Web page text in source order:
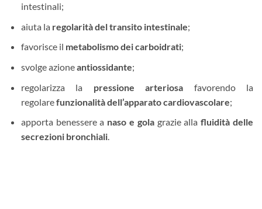
intestinali;
aiuta la regolarità del transito intestinale;
favorisce il metabolismo dei carboidrati;
svolge azioneantiossidante;
regolarizza la pressione arteriosa favorendo la
regolarefunzionalità dell’apparato cardiovascolare;
apporta benessere a naso e golagrazie allafluidità delle
secrezioni bronchiali.